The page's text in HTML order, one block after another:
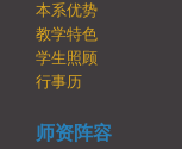
本系优势
教学特色
学生照顾
行事历
师资阵容